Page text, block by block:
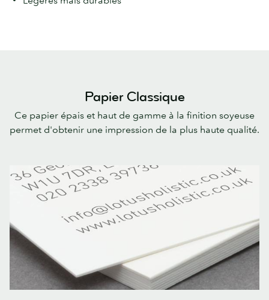
Papier Classique
Ce papier épais et haut de gamme à la finition soyeuse
permet d'obtenir une impression de la plus haute qualité.